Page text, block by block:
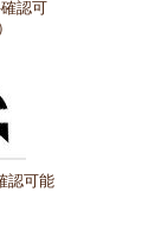
認可
認可能